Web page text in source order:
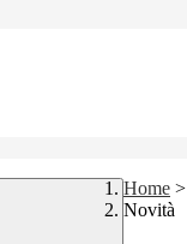
Home >
Novità